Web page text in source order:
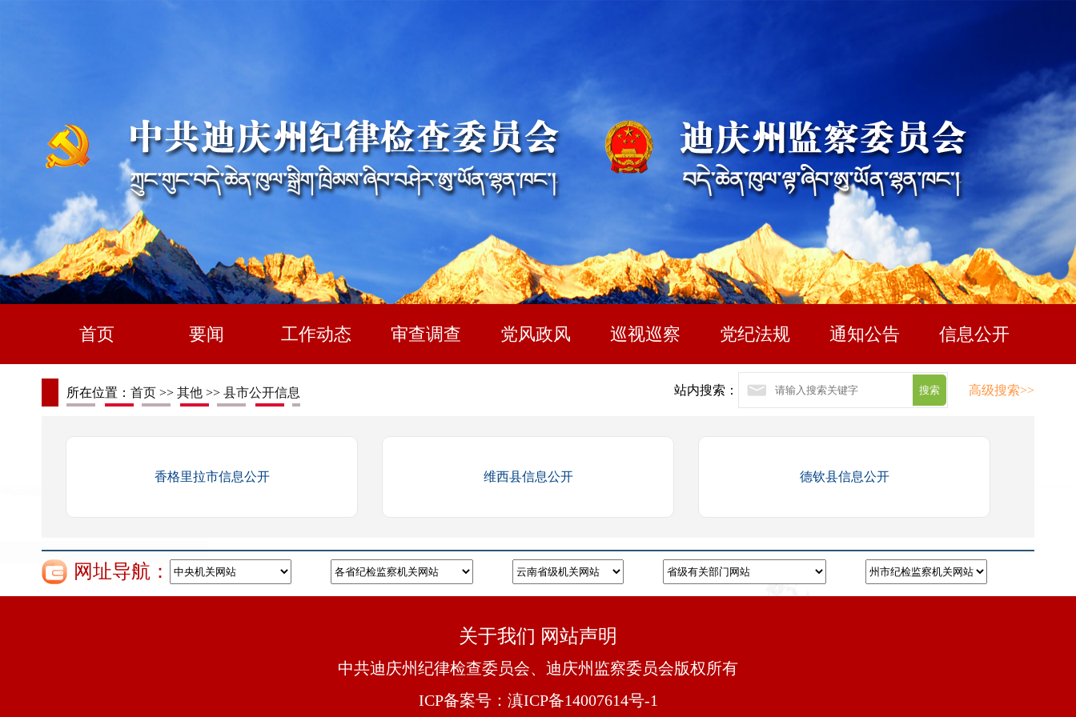
首页 要闻 工作动态 审查调查 党风政风 巡视巡察 党纪法规 通知公告 信息公开
所在位置： 首页 >> 其他 >> 县市公开信息 站内搜索： 高级搜索>>
香格里拉市信息公开 维西县信息公开 德钦县信息公开
网址导航：
关于我们 网站声明
中共迪庆州纪律检查委员会、迪庆州监察委员会版权所有
ICP备案号： 滇ICP备14007614号-1